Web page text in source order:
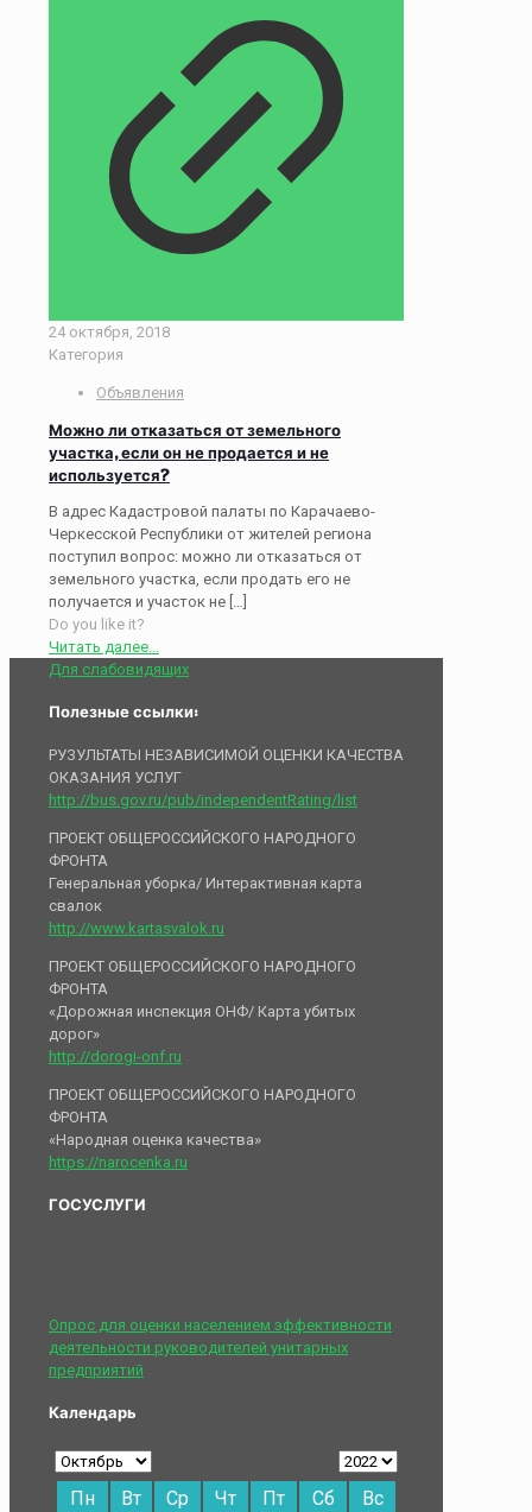
24 октября, 2018
Категория
Объявления
Можно ли отказаться от земельного
участка, если он не продается и не
используется?
В адрес Кадастровой палаты по Карачаево-
Черкесской Республики от жителей региона
поступил вопрос: можно ли отказаться от
земельного участка, если продать его не
получается и участок не […]
Do you like it?
Читать далее...
Для слабовидящих
Полезные ссылки:
РУЗУЛЬТАТЫ НЕЗАВИСИМОЙ ОЦЕНКИ КАЧЕСТВА
ОКАЗАНИЯ УСЛУГ
http://bus.gov.ru/pub/independentRating/list
ПРОЕКТ ОБЩЕРОССИЙСКОГО НАРОДНОГО
ФРОНТА
Генеральная уборка/ Интерактивная карта
свалок
http://www.kartasvalok.ru
ПРОЕКТ ОБЩЕРОССИЙСКОГО НАРОДНОГО
ФРОНТА
«Дорожная инспекция ОНФ/ Карта убитых
дорог»
http://dorogi-onf.ru
ПРОЕКТ ОБЩЕРОССИЙСКОГО НАРОДНОГО
ФРОНТА
«Народная оценка качества»
https://narocenka.ru
ГОСУСЛУГИ
Опрос для оценки населением эффективности
деятельности руководителей унитарных
предприятий
Календарь
Пн Вт Ср Чт Пт Сб Вс